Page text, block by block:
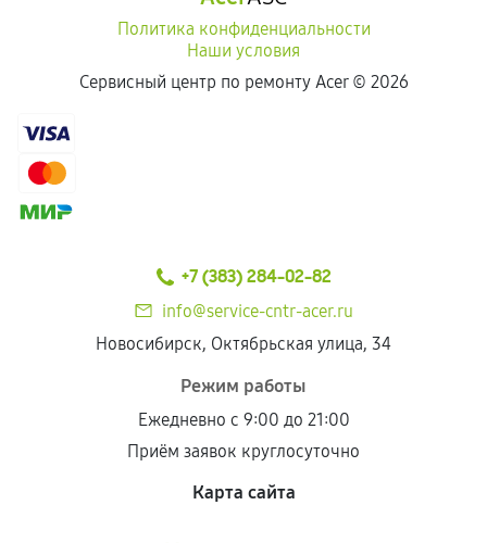
Политика конфиденциальности
Наши условия
Сервисный центр по ремонту Acer © 2026
+7 (383) 284-02-82
info@service-cntr-acer.ru
Новосибирск, Октябрьская улица, 34
Режим работы
Ежедневно с 9:00 до 21:00
Приём заявок круглосуточно
Карта сайта